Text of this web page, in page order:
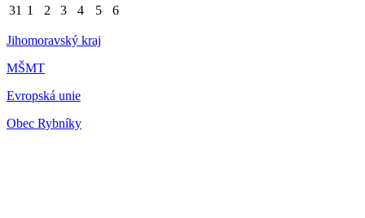
31 1 2 3 4 5 6
Jihomoravský kraj
MŠMT
Evropská unie
Obec Rybníky